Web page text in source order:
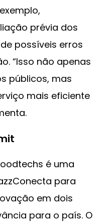
prévia dos
possíveis erros
“Isso não apenas
públicos, mas
mais eficiente
é uma
para
em dois
para o país. O